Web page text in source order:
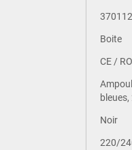
Boite
CE /
Noir
220/